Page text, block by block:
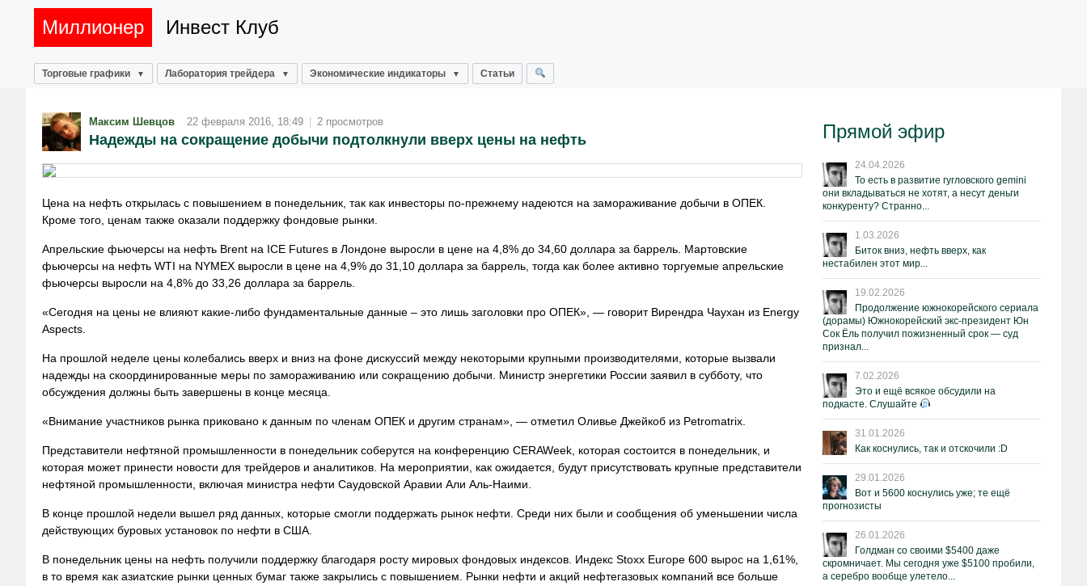
Миллионер Инвест Клуб
Торговые графики Лаборатория трейдера Экономические индикаторы Статьи
Максим Шевцов 22 февраля 2016, 18:49 | 2 просмотров
Надежды на сокращение добычи подтолкнули вверх цены на нефть
Цена на нефть открылась с повышением в понедельник, так как инвесторы по-прежнему надеются на замораживание добычи в ОПЕК.
Кроме того, ценам также оказали поддержку фондовые рынки.
Апрельские фьючерсы на нефть Brent на ICE Futures в Лондоне выросли в цене на 4,8% до 34,60 доллара за баррель. Мартовские
фьючерсы на нефть WTI на NYMEX выросли в цене на 4,9% до 31,10 доллара за баррель, тогда как более активно торгуемые апрельские
фьючерсы выросли на 4,8% до 33,26 доллара за баррель.
«Сегодня на цены не влияют какие-либо фундаментальные данные – это лишь заголовки про ОПЕК», — говорит Вирендра Чаухан из Energy
Aspects.
На прошлой неделе цены колебались вверх и вниз на фоне дискуссий между некоторыми крупными производителями, которые вызвали
надежды на скоординированные меры по замораживанию или сокращению добычи. Министр энергетики России заявил в субботу, что
обсуждения должны быть завершены в конце месяца.
«Внимание участников рынка приковано к данным по членам ОПЕК и другим странам», — отметил Оливье Джейкоб из Petromatrix.
Представители нефтяной промышленности в понедельник соберутся на конференцию CERAWeek, которая состоится в понедельник, и
которая может принести новости для трейдеров и аналитиков. На мероприятии, как ожидается, будут присутствовать крупные представители
нефтяной промышленности, включая министра нефти Саудовской Аравии Али Аль-Наими.
В конце прошлой недели вышел ряд данных, которые смогли поддержать рынок нефти. Среди них были и сообщения об уменьшении числа
действующих буровых установок по нефти в США.
В понедельник цены на нефть получили поддержку благодаря росту мировых фондовых индексов. Индекс Stoxx Europe 600 вырос на 1,61%,
в то время как азиатские рынки ценных бумаг также закрылись с повышением. Рынки нефти и акций нефтегазовых компаний все больше
Прямой эфир
24.04.2026
То есть в развитие гугловского gemini
они вкладываться не хотят, а несут деньги
конкуренту? Странно...
1.03.2026
Биток вниз, нефть вверх, как
нестабилен этот мир...
19.02.2026
Продолжение южнокорейского сериала
(дорамы) Южнокорейский экс-президент Юн
Сок Ёль получил пожизненный срок — суд
признал...
7.02.2026
Это и ещё всякое обсудили на
подкасте. Слушайте
31.01.2026
Как коснулись, так и отскочили :D
29.01.2026
Вот и 5600 коснулись уже; те ещё
прогнозисты
26.01.2026
Голдман со своими $5400 даже
скромничает. Мы сегодня уже $5100 пробили,
а серебро вообще улетело...